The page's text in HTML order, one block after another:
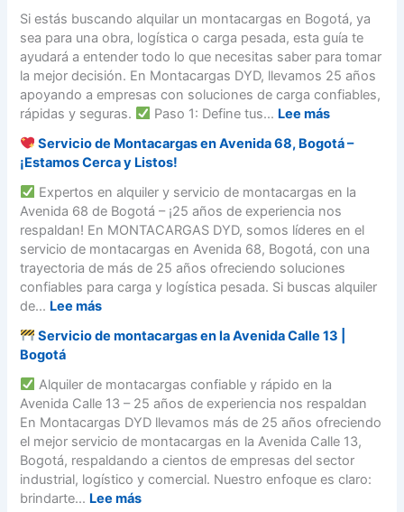
o
t
á
g
o
t
á
a
c
o
m
b
u
s
t
ó
n
:
¿
C
u
l
e
g
i
r
?
r
a
r
u
n
m
o
n
a
c
a
r
g
a
s
e
n
o
l
o
m
b
i
a
l
q
u
i
l
u
o
t
a
c
a
n
l
u
a
o
s
d
e
m
t
c
r
g
a
s
e
s
e
i
d
Si estás buscando alquilar un montacargas en Bogotá, ya
sea para una obra, logística o carga pesada, esta guía te
ayudará a entender todo lo que necesitas saber para tomar
la mejor decisión. En Montacargas DYD, llevamos 25 años
apoyando a empresas con soluciones de carga confiables,
rápidas y seguras.
Paso 1: Define tus... Lee más:
C
m
o
a
l
q
u
a
u
n
m
o
n
t
Servicio de Montacargas en Avenida 68, Bogotá –
¡Estamos Cerca y Listos!
Expertos en alquiler y servicio de montacargas en la
Avenida 68 de Bogotá – ¡25 años de experiencia nos
respaldan! En MONTACARGAS DYD, somos líderes en el
servicio de montacargas en Avenida 68, Bogotá, con una
trayectoria de más de 25 años ofreciendo soluciones
confiables para carga y logística pesada. Si buscas alquiler
de... Lee más:
S
r
v
i
c
i
o
d
Servicio de montacargas en la Avenida Calle 13 |
Bogotá
Alquiler de montacargas confiable y rápido en la
Avenida Calle 13 – 25 años de experiencia nos respaldan
En Montacargas DYD llevamos más de 25 años ofreciendo
el mejor servicio de montacargas en la Avenida Calle 13,
Bogotá, respaldando a cientos de empresas del sector
industrial, logístico y comercial. Nuestro enfoque es claro:
brindarte... Lee más: